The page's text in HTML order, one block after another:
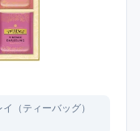
（ティーバッグ）